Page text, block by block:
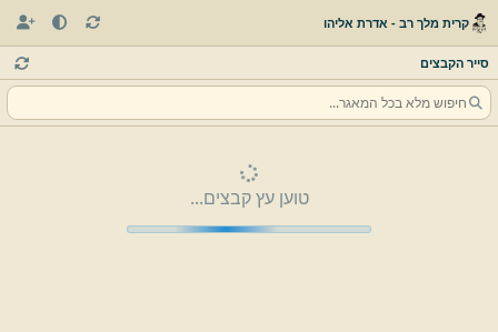
קרית מלך רב - אדרת אליהו
סייר הקבצים
טוען עץ קבצים...